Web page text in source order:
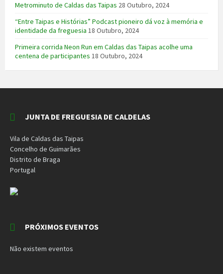
Metrominuto de Caldas das Taipas 28 Outubro, 2024
“Entre Taipas e Histórias” Podcast pioneiro dá voz à memória e
identidade da freguesia 18 Outubro, 2024
Primeira corrida Neon Run em Caldas das Taipas acolhe uma
centena de participantes 18 Outubro, 2024
JUNTA DE FREGUESIA DE CALDELAS
Vila de Caldas das Taipas
Concelho de Guimarães
Distrito de Braga
Portugal
PRÓXIMOS EVENTOS
Não existem eventos